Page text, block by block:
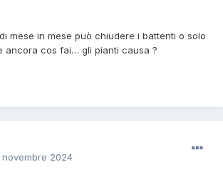
mese in mese può chiudere i battenti o solo
ancora cos fai… gli pianti causa ?
novembre 2024